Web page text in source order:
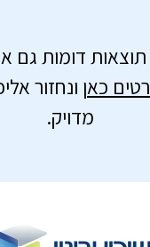
תוצאות דומות גם
כאן ונחזור
מדויק.